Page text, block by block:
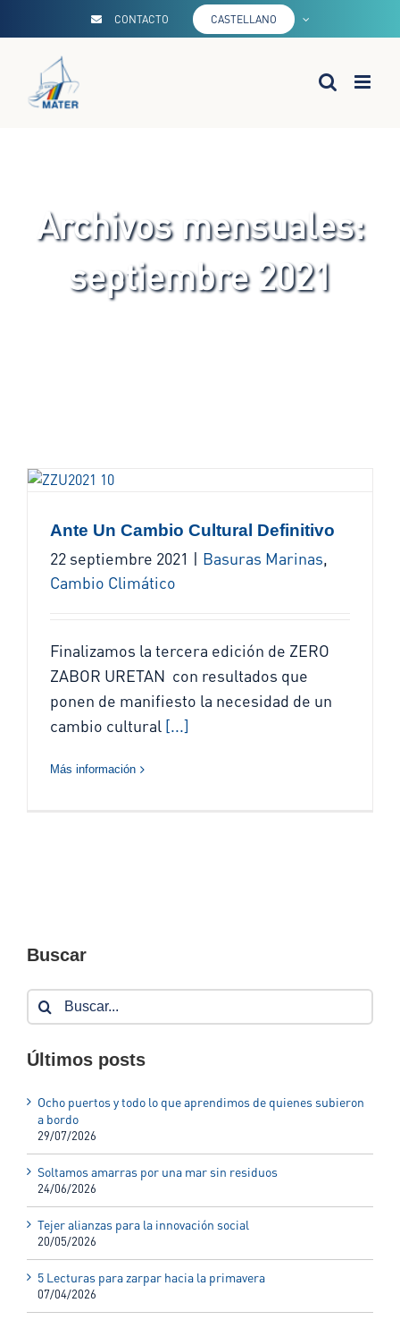
contenido
CONTACTO CASTELLANO
Archivos mensuales:
septiembre 2021
Ante Un Cambio Cultural Definitivo
22 septiembre 2021 | Basuras Marinas,
Cambio Climático
Finalizamos la tercera edición de ZERO
ZABOR URETAN con resultados que
ponen de manifiesto la necesidad de un
cambio cultural [...]
Más información
Buscar
Buscar:
Últimos posts
Ocho puertos y todo lo que aprendimos de quienes subieron
a bordo
29/07/2026
Soltamos amarras por una mar sin residuos
24/06/2026
Tejer alianzas para la innovación social
20/05/2026
5 Lecturas para zarpar hacia la primavera
07/04/2026